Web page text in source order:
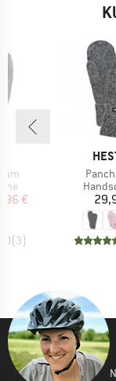
Preis
€
(3)
Artikel